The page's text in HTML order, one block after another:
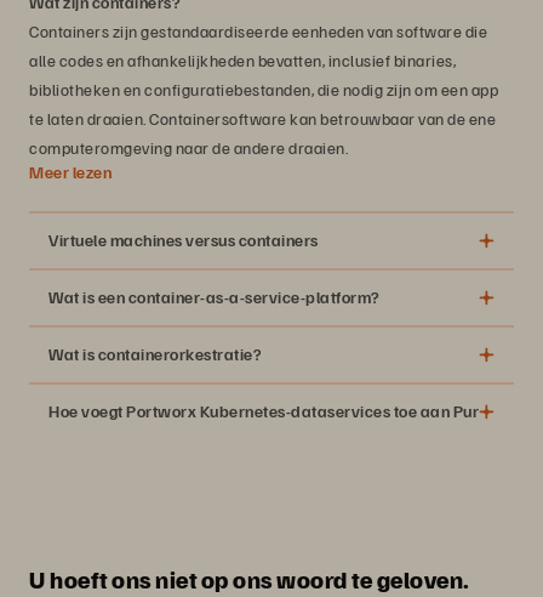
Containers zijn gestandaardiseerde eenheden van software die
alle codes en afhankelijkheden bevatten, inclusief binaries,
bibliotheken en configuratiebestanden, die nodig zijn om een app
te laten draaien. Containersoftware kan betrouwbaar van de ene
computeromgeving naar de andere draaien.
Meer lezen
Virtuele machines versus containers
Wat is een container-as-a-service-platform?
Wat is containerorkestratie?
Hoe voegt Portworx Kubernetes-dataservices toe aan Pure
U hoeft ons niet op ons woord te geloven.